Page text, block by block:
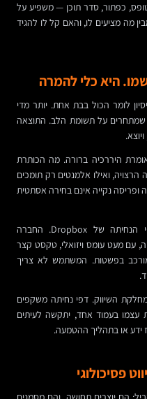
כפתור, סדר תוכן — משפיע על
מה מציעים לו, והאם קל לו להגיד
היא כלי להמרה
לומר הכול בבת אחת. יותר מדי
שמתחרים על תשומת הלב. התוצאה
היררכיה ברורה. מה הכותרת
ואילו אלמנטים רק תומכים
ופריסה נקייה אינם בחירה אסתטית
דוגמה בולטת לכך אפשר לראות בדפי הנחיתה של Dropbox. החברה
עם מעט עומס ויזואלי, טקסט קצר
מורכב בפשטות. המשתמש לא צריך
השיווק. דפי נחיתה משקפים
בעמוד אחד, יתקשה לעיתים
ידע או בתהליך ההטמעה.
פסיכולוגי